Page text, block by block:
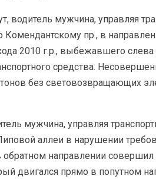
водитель мужчина, управляя
пр., в
2010 г.р., выбежавшего слева
средства.
без световозвращающих
мужчина, управляя
аллеи в нарушении
направлении совершил
двигался прямо в попутном